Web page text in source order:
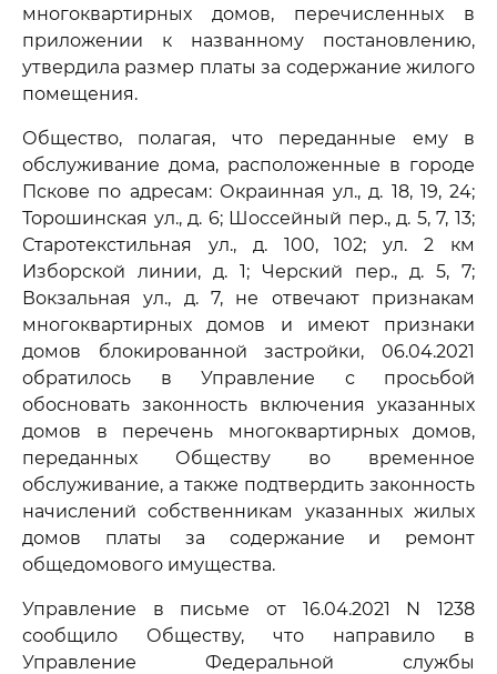
многоквартирных домов, перечисленных в
приложении к названному постановлению,
утвердила размер платы за содержание жилого
помещения.
Общество, полагая, что переданные ему в
обслуживание дома, расположенные в городе
Пскове по адресам: Окраинная ул., д. 18, 19, 24;
Торошинская ул., д. 6; Шоссейный пер., д. 5, 7, 13;
Старотекстильная ул., д. 100, 102; ул. 2 км
Изборской линии, д. 1; Черский пер., д. 5, 7;
Вокзальная ул., д. 7, не отвечают признакам
многоквартирных домов и имеют признаки
домов блокированной застройки, 06.04.2021
обратилось в Управление с просьбой
обосновать законность включения указанных
домов в перечень многоквартирных домов,
переданных Обществу во временное
обслуживание, а также подтвердить законность
начислений собственникам указанных жилых
домов платы за содержание и ремонт
общедомового имущества.
Управление в письме от 16.04.2021 N 1238
сообщило Обществу, что направило в
Управление Федеральной службы